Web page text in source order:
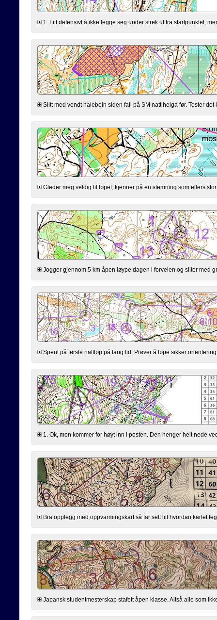
1. Litt defensivt å ikke legge seg under strek ut fra startpunktet,
Slitt med vondt halebein siden fall på SM natt helga før. Tester
Gleder meg veldig til løpet, kjenner på en stemning som ellers
Jogger gjennom 5 km åpen løype dagen i forveien og sliter med
Spent på første nattløp på lang tid. Prøver å løpe sikker
1. Ok, men kommer for høyt inn i posten. Den henger helt nede
Bra opplegg med oppvarmingskart så får sett litt hvordan kartet
Japansk studentmesterskap stafett åpen klasse. Altså alle som